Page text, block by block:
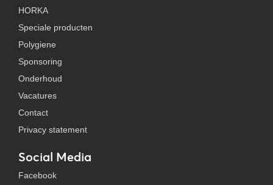
HORKA
Speciale producten
Polygiene
Sponsoring
Onderhoud
Vacatures
Contact
Privacy statement
Social Media
Facebook